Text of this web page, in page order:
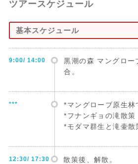
ツアースケジュール
基本スケジュール
9:00/ 14:00
黒潮の森 マングロー
合。
***
*マングローブ原生林
*フナンギョの滝散策
*モダマ群生と滝壷散
12:30/ 17:30 散策後、解散。